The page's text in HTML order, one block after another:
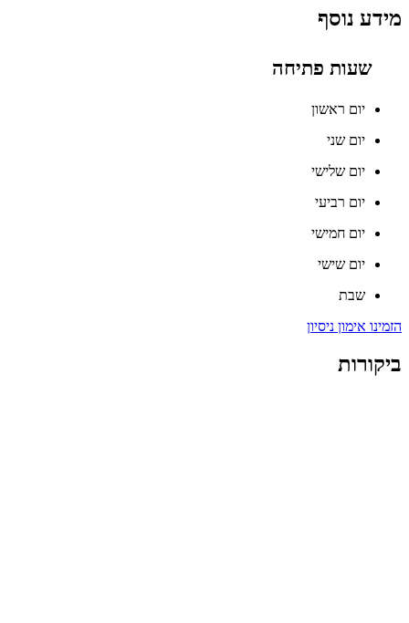
מידע נוסף
שעות פתיחה
יום ראשון
יום שני
יום שלישי
יום רביעי
יום חמישי
יום שישי
שבת
הזמינו אימון ניסיון
ביקורות